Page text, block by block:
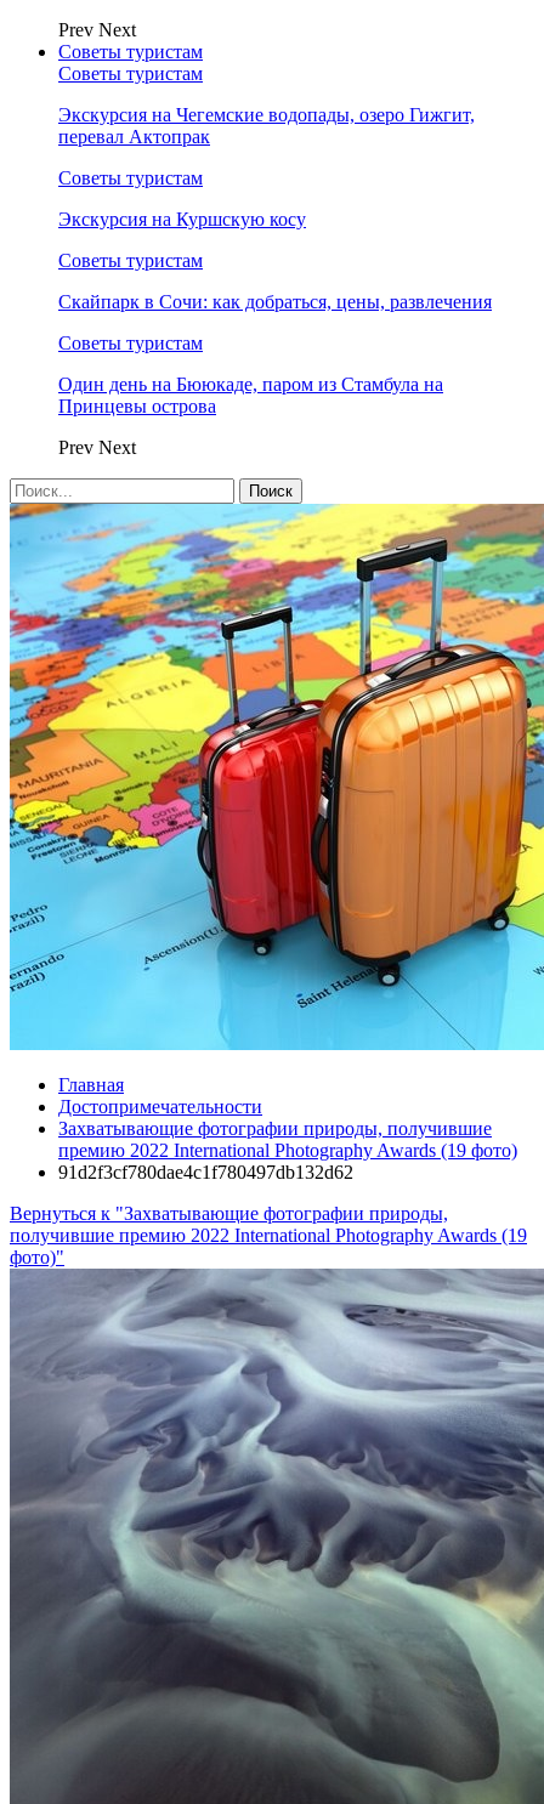
Prev Next
Советы туристам
Советы туристам
Экскурсия на Чегемские водопады, озеро Гижгит,
перевал Актопрак
Советы туристам
Экскурсия на Куршскую косу
Советы туристам
Скайпарк в Сочи: как добраться, цены, развлечения
Советы туристам
Один день на Бююкаде, паром из Стамбула на
Принцевы острова
Prev Next
Главная
Достопримечательности
Захватывающие фотографии природы, получившие
премию 2022 International Photography Awards (19 фото)
91d2f3cf780dae4c1f780497db132d62
Вернуться к "Захватывающие фотографии природы,
получившие премию 2022 International Photography Awards (19
фото)"